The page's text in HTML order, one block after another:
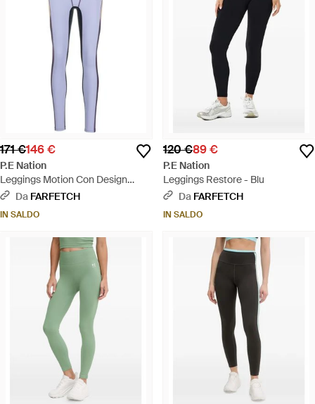
171 €146 €
P.E Nation
Leggings Motion Con Design
Color-Block - Blu
Da FARFETCH
IN SALDO
120 €89 €
P.E Nation
Leggings Restore - Blu
Da FARFETCH
IN SALDO